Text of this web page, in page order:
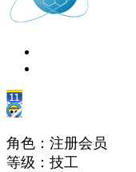
角色：注册会员
等级：技工